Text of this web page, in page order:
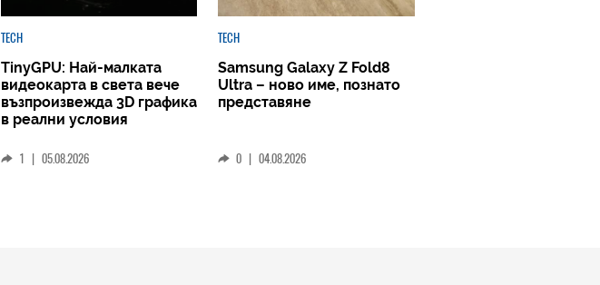
TECH
TinyGPU: Най-малката
видеокарта в света вече
възпроизвежда 3D графика
в реални условия
1 | 05.08.2026
TECH
Samsung Galaxy Z Fold8
Ultra – ново име, познато
представяне
0 | 04.08.2026